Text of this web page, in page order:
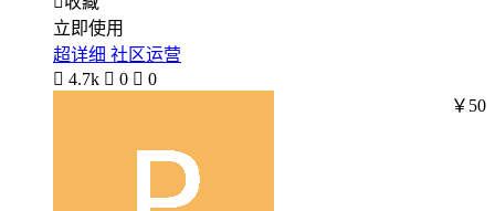
立即使用
超详细 社区运营
 4.7k  0  0
￥50